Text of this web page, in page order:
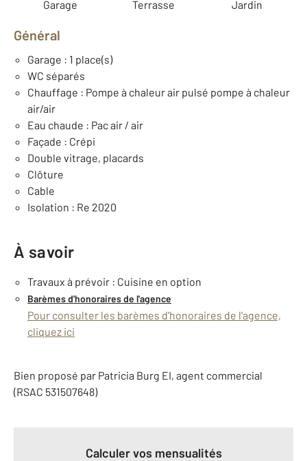
Garage Terrasse Jardin
Général
Garage : 1 place(s)
WC séparés
Chauffage : Pompe à chaleur air pulsé pompe à chaleur
air/air
Eau chaude : Pac air / air
Façade : Crépi
Double vitrage, placards
Clôture
Cable
Isolation : Re 2020
À savoir
Travaux à prévoir : Cuisine en option
Barèmes d'honoraires de l'agence
Pour consulter les barèmes d'honoraires de l'agence,
cliquez ici
Bien proposé par Patricia Burg EI, agent commercial
(RSAC 531507648)
Calculer vos mensualités